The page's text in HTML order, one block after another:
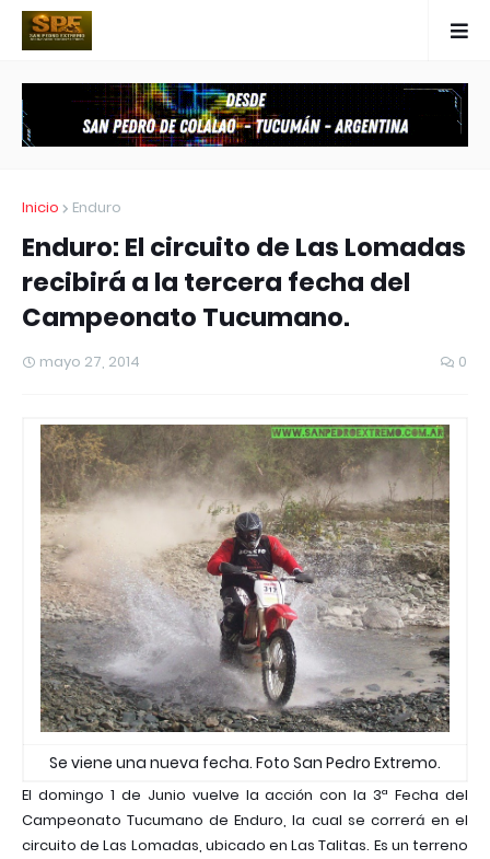
Inicio Enduro
Enduro: El circuito de Las Lomadas
recibirá a la tercera fecha del
Campeonato Tucumano.
mayo 27, 2014 0
Se viene una nueva fecha. Foto San Pedro Extremo.
El domingo 1 de Junio vuelve la acción con la 3ª Fecha del
Campeonato Tucumano de Enduro, la cual se correrá en el
circuito de Las Lomadas, ubicado en Las Talitas. Es un terreno